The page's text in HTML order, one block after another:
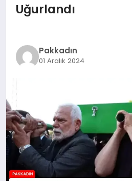
YAŞAM
YEMEK
HESAPLAMALAR
Uğurlandı
Pakkadın
01 Aralık 2024